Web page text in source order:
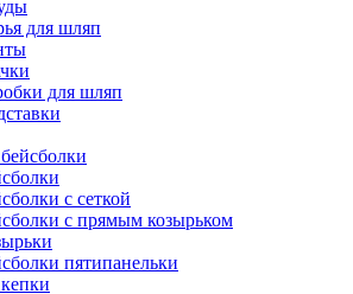
для шляп
для шляп
с сеткой
с прямым козырьком
пятипанельки